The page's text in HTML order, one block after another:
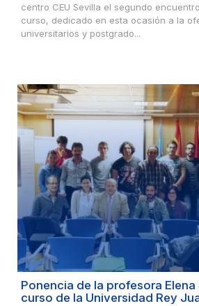
centro CEU Sevilla el segundo
curso, dedicado en esta ocasión a la
universitarios y postgrado...
Ponencia de la profesora Elena
curso de la Universidad Rey